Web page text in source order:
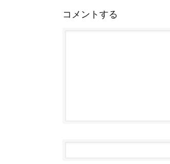
コメントする